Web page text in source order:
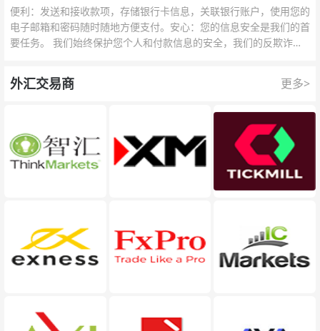
便利：发送和接收款项，存储银行卡信息，关联银行账户，使用您的
电子邮箱和密码随时随地方便支付。安心：您的信息安全是我们的首
要任务。 我们始终保护您个人和付款信息的安全，我们的反欺诈团
外汇交易商 更多>